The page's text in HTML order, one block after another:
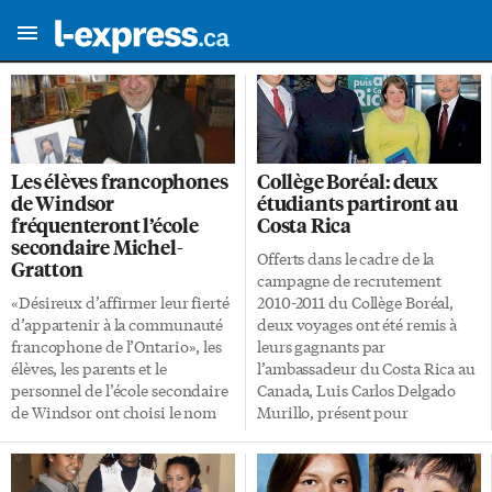
Les élèves francophones
de Windsor
fréquenteront l’école
secondaire Michel-
Gratton
«Désireux d’affirmer leur fierté
d’appartenir à la communauté
francophone de l’Ontario», les
élèves, les parents et le
personnel de l’école secondaire
de Windsor ont choisi le nom
désigner leur école secondaire.
L’école secondaire Michel-
Collège Boréal: deux
étudiants partiront au
Costa Rica
Offerts dans le cadre de la
campagne de recrutement
2010-2011 du Collège Boréal,
deux voyages ont été remis à
leurs gagnants par
l’ambassadeur du Costa Rica au
Canada, Luis Carlos Delgado
Murillo, présent pour
atmosphère de fête, en présence
des membres de la